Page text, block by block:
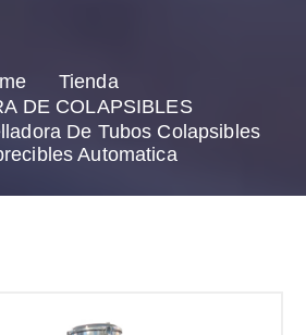
Tienda
DE COLAPSIBLES
De Tubos Colapsibles
Automatica